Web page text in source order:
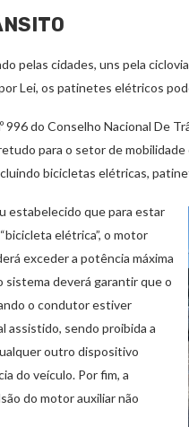
pelas cidades, uns pela
Lei, os patinetes elétricos
996 do Conselho Nacional De
para o setor de
bicicletas elétricas,
estabelecido que para estar
elétrica”, o motor
exceder a potência máxima
sistema deverá garantir que o
o condutor estiver
assistido, sendo proibida a
outro dispositivo
do veículo. Por fim, a
do motor auxiliar não